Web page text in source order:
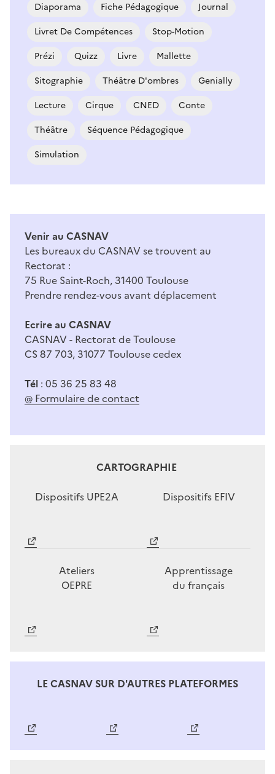
Diaporama
Fiche Pédagogique
Journal
Livret De Compétences
Stop-Motion
Prézi
Quizz Livre
Mallette
Sitographie
Théâtre D'ombres
Genially
Lecture
Cirque CNED
Conte
Théâtre
Séquence Pédagogique
Simulation
Venir au CASNAV
Les bureaux du CASNAV se trouvent au
Rectorat :
75 Rue Saint-Roch, 31400 Toulouse
Prendre rendez-vous avant déplacement
Ecrire au CASNAV
CASNAV - Rectorat de Toulouse
CS 87 703, 31077 Toulouse cedex
Tél : 05 36 25 83 48
@ Formulaire de contact
CARTOGRAPHIE
Dispositifs UPE2A
Dispositifs EFIV
Ateliers
OEPRE
Apprentissage
du français
LE CASNAV SUR D'AUTRES PLATEFORMES